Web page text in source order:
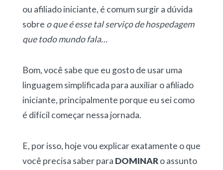
ou afiliado iniciante, é comum surgir a dúvida
sobre o que é esse tal serviço de hospedagem
que todo mundo fala…
Bom, você sabe que eu gosto de usar uma
linguagem simplificada para auxiliar o afiliado
iniciante, principalmente porque eu sei como
é difícil começar nessa jornada.
E, por isso, hoje vou explicar exatamente o que
você precisa saber para DOMINARo assunto